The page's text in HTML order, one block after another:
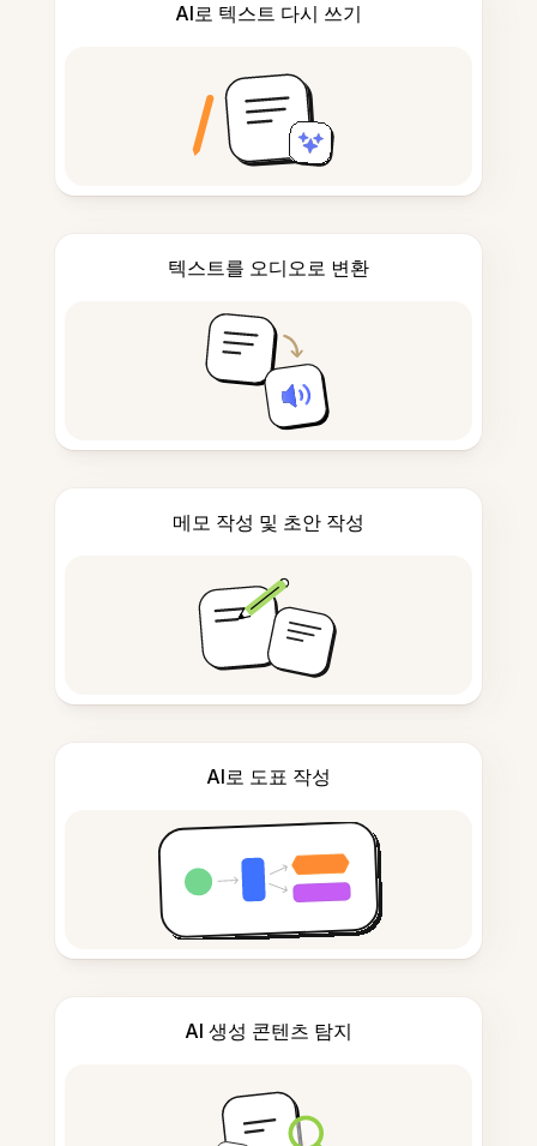
AI로 텍스트 다시 쓰기
텍스트를 오디오로 변환
메모 작성 및 초안 작성
AI로 도표 작성
AI 생성 콘텐츠 탐지